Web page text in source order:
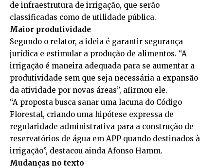
de infraestrutura de irrigação, que serão
classificadas como de utilidade pública.
Maior produtividade
Segundo o relator, a ideia é garantir segurança
jurídica e estimular a produção de alimentos. “A
irrigação é maneira adequada para se aumentar a
produtividade sem que seja necessária a expansão
da atividade por novas áreas”, afirmou ele.
“A proposta busca sanar uma lacuna do Código
Florestal, criando uma hipótese expressa de
regularidade administrativa para a construção de
reservatórios de água em APP quando destinados à
irrigação”, destacou ainda Afonso Hamm.
Mudanças no texto